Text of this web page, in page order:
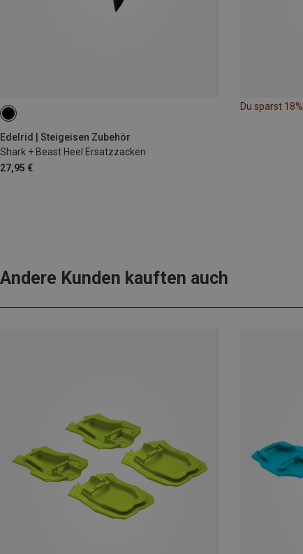
Edelrid | Steigeisen Zubehör
Shark + Beast Heel Ersatzzacken
27,95 €
Du sparst 18%
Andere Kunden kauften auch